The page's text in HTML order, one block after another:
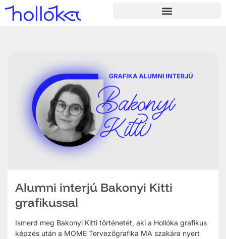
Alumni interjú Bakonyi Kitti
grafikussal
Ismerd meg Bakonyi Kitti történetét, aki a Hollóka grafikus
képzés után a MOME Tervezőgrafika MA szakára nyert